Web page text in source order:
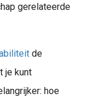
gerelateerde
de
je kunt
hoe